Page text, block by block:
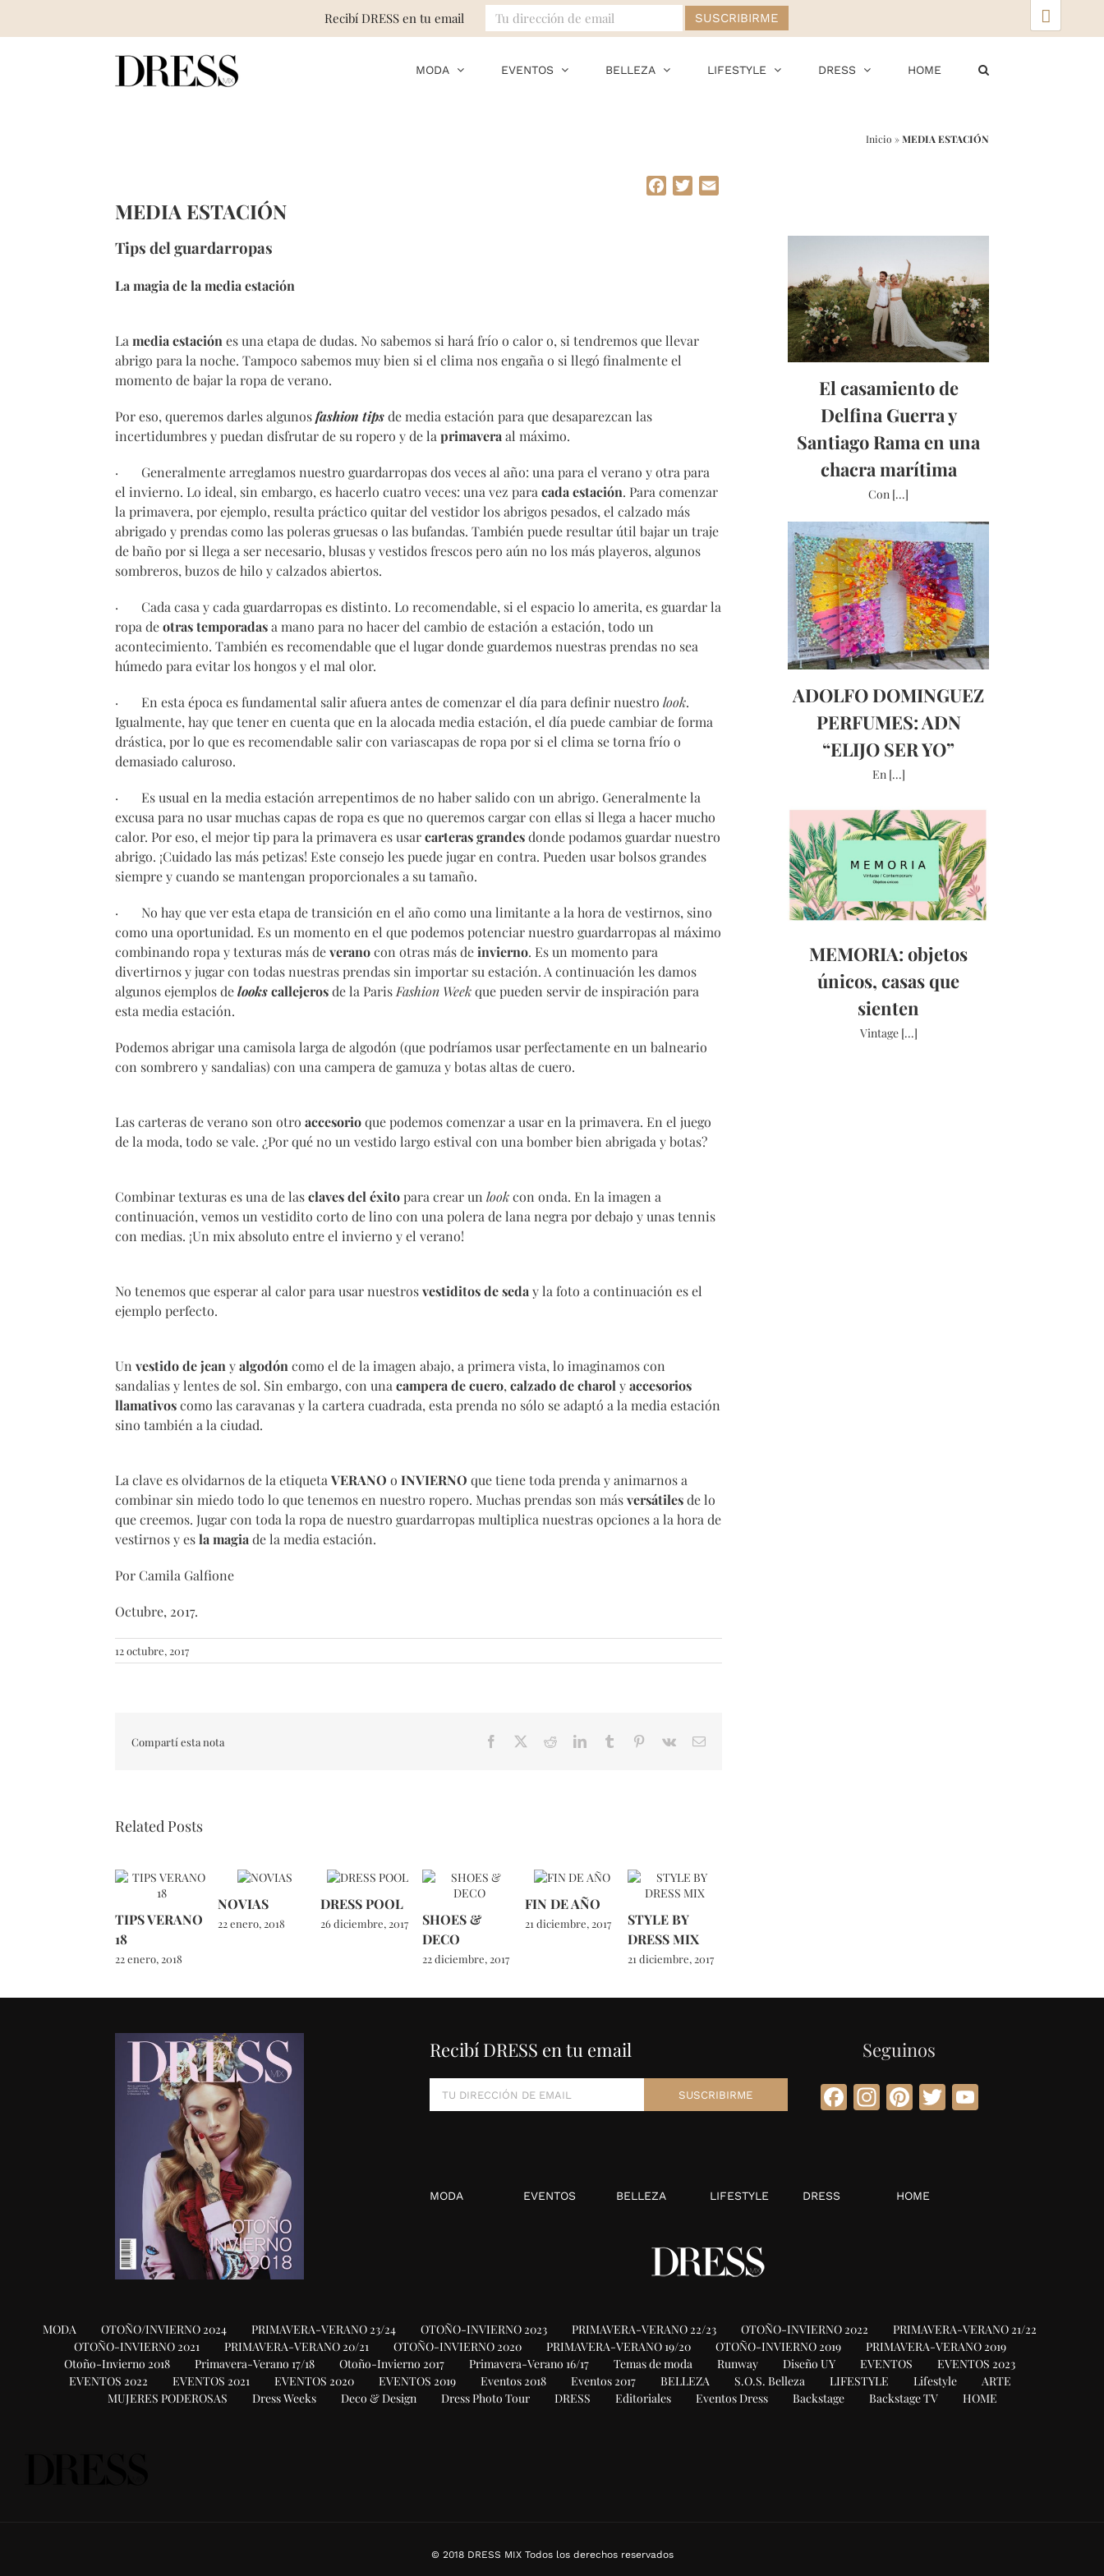
MODA EVENTOS BELLEZA LIFESTYLE DRESS HOME
Inicio »MEDIA ESTACIÓN
Facebook
Twitter
MEDIA ESTACIÓN
Tips del guardarropas
La magia de la media estación
La media estación es una etapa de dudas. No sabemos si hará frío o calor o, si tendremos que llevar
abrigo para la noche. Tampoco sabemos muy bien si el clima nos engaña o si llegó finalmente el
momento de bajar la ropa de verano.
Por eso, queremos darles algunosfashion tipsde media estación para que desaparezcan las
incertidumbres y puedan disfrutar de su ropero y de la primavera al máximo.
· Generalmente arreglamos nuestro guardarropas dos veces al año: una para el verano y otra para
el invierno. Lo ideal, sin embargo, es hacerlo cuatro veces: una vez para cada estación. Para comenzar
la primavera, por ejemplo, resulta práctico quitar del vestidor los abrigos pesados, el calzado más
abrigado y prendas como las poleras gruesas o las bufandas. También puede resultar útil bajar un traje
de baño por si llega a ser necesario, blusas y vestidos frescos pero aún no los más playeros, algunos
sombreros, buzos de hilo y calzados abiertos.
· Cada casa y cada guardarropas es distinto. Lo recomendable, si el espacio lo amerita, es guardar la
ropa deotras temporadasa mano para no hacer del cambio de estación a estación, todo un
acontecimiento. También es recomendable que el lugar donde guardemos nuestras prendas no sea
húmedo para evitar los hongos y el mal olor.
· En esta época es fundamental salir afuera antes de comenzar el día para definir nuestro look.
Igualmente, hay que tener en cuenta que en la alocada media estación, el día puede cambiar de forma
drástica, por lo que es recomendable salir con variascapas de ropa por si el clima se torna frío o
demasiado caluroso.
· Es usual en la media estación arrepentimos de no haber salido con un abrigo. Generalmente la
excusa para no usar muchas capas de ropa es que no queremos cargar con ellas si llega a hacer mucho
calor. Por eso, el mejor tip para la primavera es usarcarteras grandesdonde podamos guardar nuestro
abrigo. ¡Cuidado las más petizas! Este consejo les puede jugar en contra. Pueden usar bolsos grandes
siempre y cuando se mantengan proporcionales a su tamaño.
· No hay que ver esta etapa de transición en el año como una limitante a la hora de vestirnos, sino
como una oportunidad. Es un momento en el que podemos potenciar nuestro guardarropas al máximo
combinando ropa y texturas más deveranocon otras más deinvierno. Es un momento para
divertirnos y jugar con todas nuestras prendas sin importar su estación. A continuación les damos
algunos ejemplos delookscallejerosde la Paris Fashion Weekque pueden servir de inspiración para
esta media estación.
Podemos abrigar una camisola larga de algodón (que podríamos usar perfectamente en un balneario
con sombrero y sandalias) con una campera de gamuza y botas altas de cuero.
Las carteras de verano son otro accesorioque podemos comenzar a usar en la primavera. En el juego
de la moda, todo se vale. ¿Por qué no un vestido largo estival con una bomber bien abrigada y botas?
Combinar texturas es una de lasclaves del éxitopara crear un lookcon onda. En la imagen a
continuación, vemos un vestidito corto de lino con una polera de lana negra por debajo y unas tennis
con medias. ¡Un mix absoluto entre el invierno y el verano!
No tenemos que esperar al calor para usar nuestrosvestiditos de seda y la foto a continuación es el
ejemplo perfecto.
Un vestido de jean yalgodón como el de la imagen abajo, a primera vista, lo imaginamos con
sandalias y lentes de sol. Sin embargo, con una campera de cuero, calzado de charol yaccesorios
llamativoscomo las caravanas y la cartera cuadrada, esta prenda no sólo se adaptó a la media estación
sino también a la ciudad.
La clave es olvidarnos de la etiqueta VERANO o INVIERNO que tiene toda prenda y animarnos a
combinar sin miedo todo lo que tenemos en nuestro ropero. Muchas prendas son másversátilesde lo
que creemos. Jugar con toda la ropa de nuestro guardarropas multiplica nuestras opciones a la hora de
vestirnos y esla magia de la media estación.
Por Camila Galfione
Octubre, 2017.
12 octubre, 2017
Compartí esta nota Facebook RedditLinkedInTumblr Pinterest
Vk Email
Related Posts
TIPS VERANO
18
22 enero, 2018
NOVIAS
22 enero, 2018
DRESS POOL
26 diciembre, 2017
SHOES &
DECO
22 diciembre, 2017
FIN DE AÑO
21 diciembre, 2017
STYLE BY
DRESS MIX
21 diciembre, 2017
El casamiento de
Delfina Guerra y
Santiago Rama en una
chacra marítima
Con [...]
ADOLFO DOMINGUEZ
PERFUMES: ADN
“ELIJO SER YO”
En [...]
MEMORIA: objetos
únicos, casas que
sienten
Vintage [...]
Recibí DRESS en tu email Seguinos
Facebook
Instagram
Pinterest
TwitterYouTube
MODA EVENTOS BELLEZA LIFESTYLE DRESS HOME
MODA OTOÑO/INVIERNO 2024 PRIMAVERA-VERANO 23/24 OTOÑO-INVIERNO 2023 PRIMAVERA-VERANO 22/23 OTOÑO-INVIERNO 2022
PRIMAVERA-VERANO 21/22
OTOÑO-INVIERNO 2021
PRIMAVERA-VERANO 20/21 OTOÑO-INVIERNO 2020 PRIMAVERA-VERANO 19/20 OTOÑO-INVIERNO 2019
PRIMAVERA-VERANO 2019
Otoño-Invierno 2018
Primavera-Verano 17/18 Otoño-Invierno 2017 Primavera-Verano 16/17 Temas de moda Runway Diseño UY EVENTOS
EVENTOS 2023
EVENTOS 2022
EVENTOS 2021 EVENTOS 2020 EVENTOS 2019 Eventos 2018 Eventos 2017 BELLEZA S.O.S. Belleza LIFESTYLE Lifestyle
ARTE
MUJERES PODEROSAS
Dress Weeks Deco & Design Dress Photo Tour DRESS Editoriales Eventos Dress Backstage Backstage TV HOME
© 2018 DRESS MIX Todos los derechos reservados
Recibí DRESS en tu email